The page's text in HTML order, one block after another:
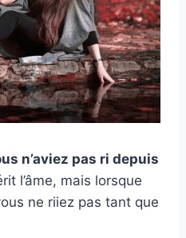
n’aviez pas ri depuis
l’âme, mais lorsque
ne riiez pas tant que